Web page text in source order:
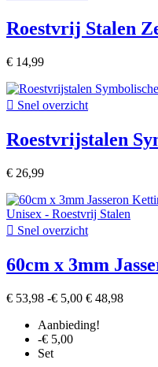
Roestvrij Stalen
€ 14,99
 Snel overzicht
Roestvrijstalen
€ 26,99
 Snel overzicht
60cm x 3mm
€ 53,98 -€ 5,00 € 48,98
Aanbieding!
-€ 5,00
Set